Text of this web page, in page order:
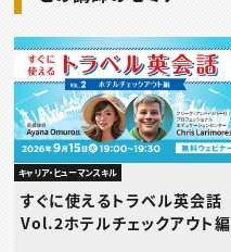
キャリア・ヒューマンスキル
すぐに使えるトラベル英会話
Vol.2ホテルチェックアウト編